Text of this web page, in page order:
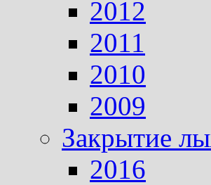
2012
2011
2010
2009
Закрытие
2016